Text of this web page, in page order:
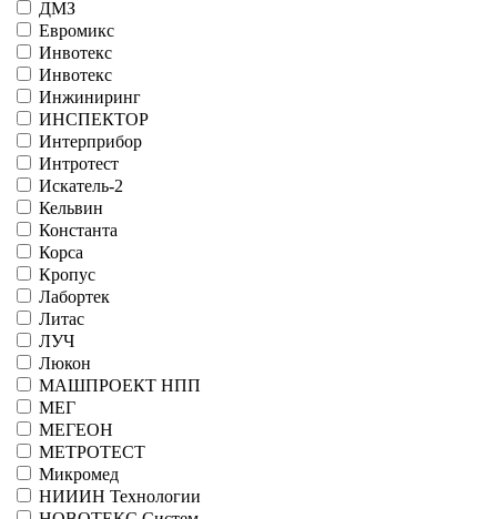
ДМЗ
Евромикс
Инвотекс
Инвотекс
Инжиниринг
ИНСПЕКТОР
Интерприбор
Интротест
Искатель-2
Кельвин
Константа
Корса
Кропус
Лабортек
Литас
ЛУЧ
Люкон
МАШПРОЕКТ НПП
МЕГ
МЕГЕОН
МЕТРОТЕСТ
Микромед
НИИИН Технологии